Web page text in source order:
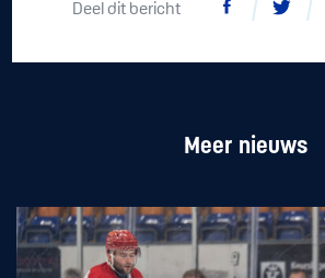
Deel dit bericht
Meer nieuws